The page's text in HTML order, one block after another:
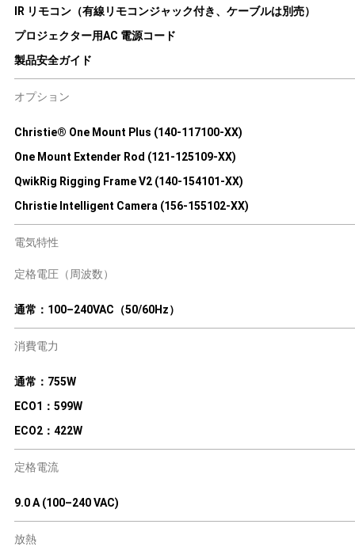
IR リモコン（有線リモコンジャック付き、ケーブルは別売）
プロジェクター用AC 電源コード
製品安全ガイド
オプション
Christie® One Mount Plus (140-117100-XX)
One Mount Extender Rod (121-125109-XX)
QwikRig Rigging Frame V2 (140-154101-XX)
Christie Intelligent Camera (156-155102-XX)
電気特性
定格電圧（周波数）
通常：100–240VAC（50/60Hz）
消費電力
通常：755W
ECO1：599W
ECO2：422W
定格電流
9.0 A (100–240 VAC)
放熱